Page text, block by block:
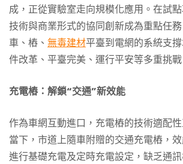
成，正從實驗室走向規模化應用。在試
技術與商業形式的協同創新成為重點任
車、樁、 無毒建材平臺到電網的系統支
件改革、平臺完美、運行平安等多重挑戰
充電樁：解鎖“交通”新效能
作為車網互動進口，充電樁的技術適配
當下，市道上隨車附贈的交通充電樁，
進行基礎充電及定時充電設定，缺乏通